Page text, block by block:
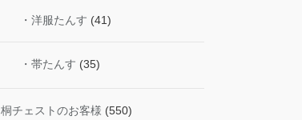
・洋服たんす (41)
・帯たんす (35)
桐チェストのお客様 (550)